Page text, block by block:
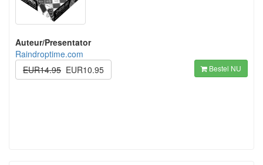
Auteur/Presentator
Raindroptime.com
EUR14.95 EUR10.95 Bestel NU